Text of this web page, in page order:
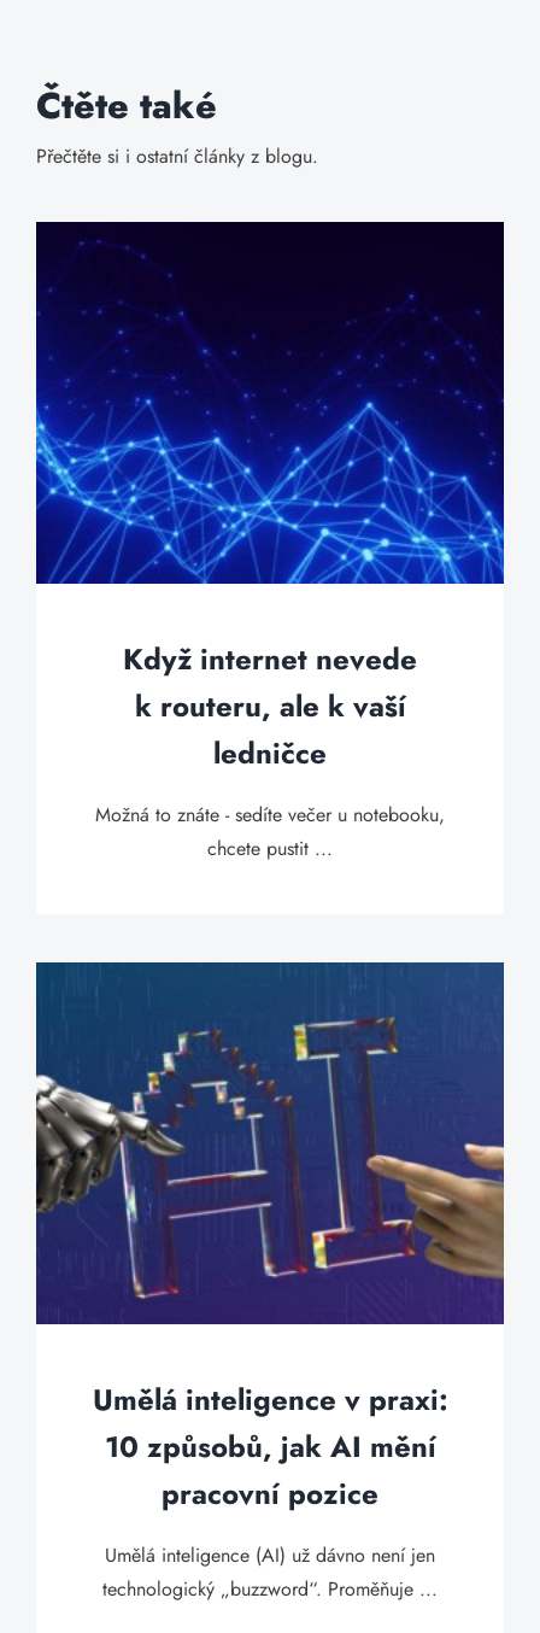
Čtěte také
Přečtěte si i ostatní články z blogu.
Když internet nevede
k routeru, ale k vaší
ledničce
Možná to znáte - sedíte večer u notebooku,
chcete pustit ...
Umělá inteligence v praxi:
10 způsobů, jak AI mění
pracovní pozice
Umělá inteligence (AI) už dávno není jen
technologický „buzzword“. Proměňuje ...